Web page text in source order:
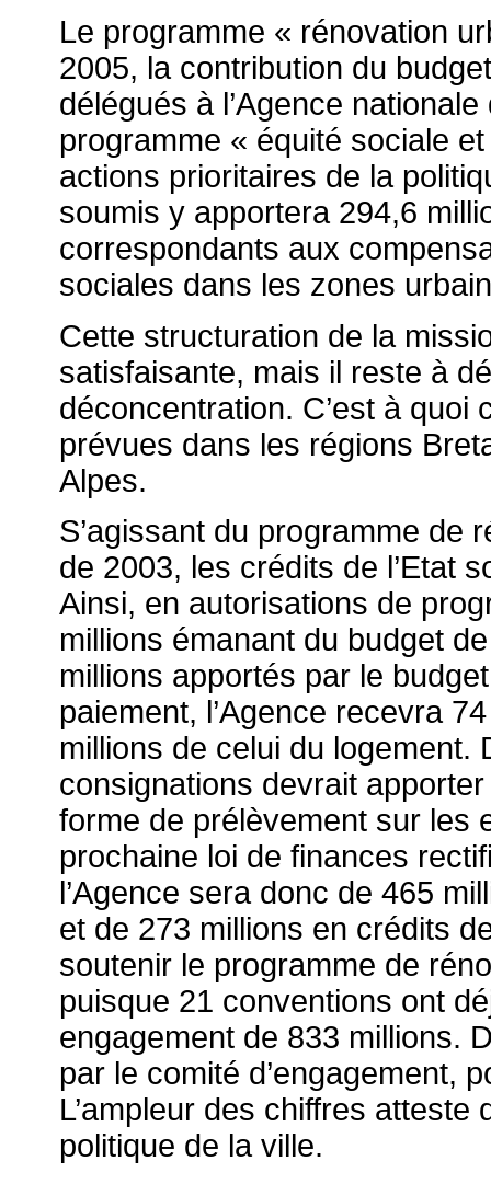
Le programme « rénovation
2005, la contribution du
délégués à l’Agence
programme « équité sociale
actions prioritaires de la
soumis y apportera 294,6
correspondants aux
sociales dans les zones
Cette structuration de la
satisfaisante, mais il reste à
déconcentration. C’est à
prévues dans les régions
Alpes.
S’agissant du programme de
de 2003, les crédits de l’Etat
Ainsi, en autorisations de
millions émanant du budget
millions apportés par le
paiement, l’Agence recevra
millions de celui du
consignations devrait
forme de prélèvement sur les
prochaine loi de finances
l’Agence sera donc de 465
et de 273 millions en crédits
soutenir le programme de
puisque 21 conventions ont
engagement de 833 millions.
par le comité d’engagement,
L’ampleur des chiffres
politique de la ville.